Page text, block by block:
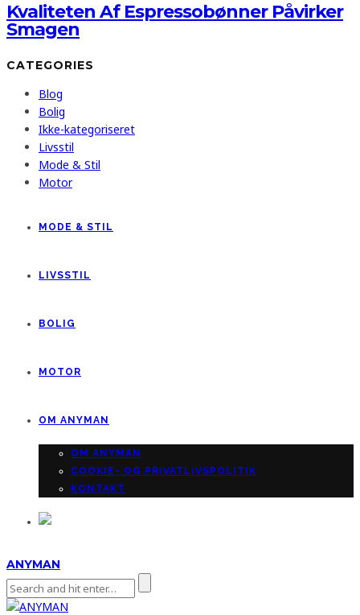
Kvaliteten Af Espressobønner Påvirker
Smagen
CATEGORIES
Blog
Bolig
Ikke-kategoriseret
Livsstil
Mode & Stil
Motor
MODE & STIL
LIVSSTIL
BOLIG
MOTOR
OM ANYMAN
OM ANYMAN
COOKIE- OG PRIVATLIVSPOLITIK
KONTAKT
ANYMAN